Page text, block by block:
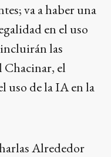
va a haber una
en el uso
las
Chacinar, el
uso de la IA en la
Alrededor